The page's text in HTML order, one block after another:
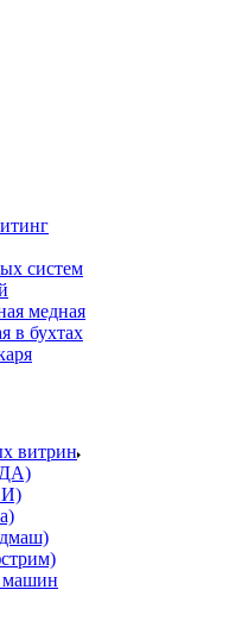
систем
медная
в бухтах
витрин
машин